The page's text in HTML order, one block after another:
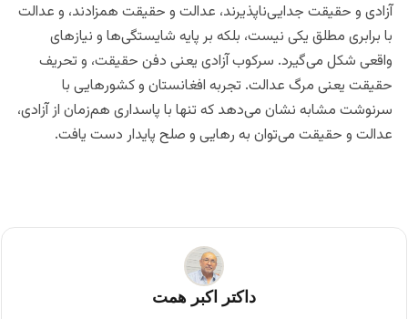
آزادی و حقیقت جدایی‌ناپذیرند، عدالت و حقیقت همزادند، و عدالت
با برابری مطلق یکی نیست، بلکه بر پایه شایستگی‌ها و نیازهای
واقعی شکل می‌گیرد. سرکوب آزادی یعنی دفن حقیقت، و تحریف
حقیقت یعنی مرگ عدالت. تجربه افغانستان و کشورهایی با
سرنوشت مشابه نشان می‌دهد که تنها با پاسداری هم‌زمان از آزادی،
عدالت و حقیقت می‌توان به رهایی و صلح پایدار دست یافت.
داکتر اکبر همت